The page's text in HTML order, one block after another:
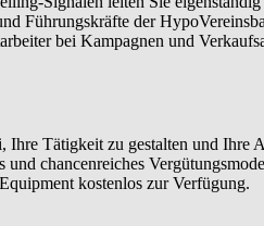
Führungskräfte der
bei Kampagnen und
Ihre Tätigkeit zu gestalten und Ihre
und chancenreiches
kostenlos zur Verfügung.